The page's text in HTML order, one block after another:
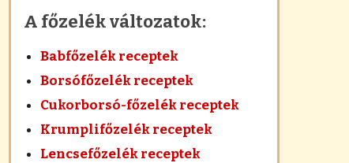
A főzelék változatok:
Babfőzelék receptek
Borsófőzelék receptek
Cukorborsó-főzelék receptek
Krumplifőzelék receptek
Lencsefőzelék receptek